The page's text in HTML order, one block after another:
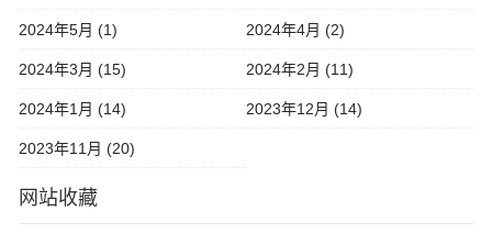
2024年5月 (1) 2024年4月 (2)
2024年3月 (15) 2024年2月 (11)
2024年1月 (14) 2023年12月 (14)
2023年11月 (20)
网站收藏